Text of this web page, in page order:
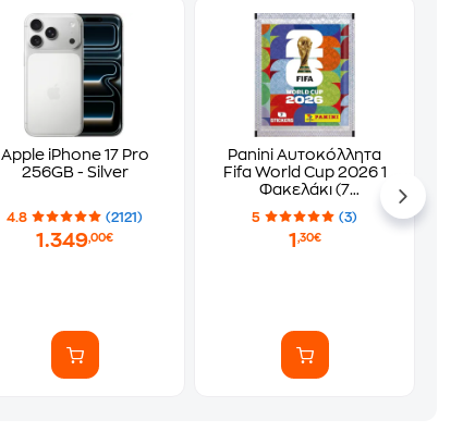
Apple iPhone 17 Pro
256GB - Silver
4.8 (2121)
1.349,00€
Panini Αυτοκόλλητα
Fifa World Cup 2026 1
Φακελάκι (7
Αυτοκόλλητα)
5 (3)
1 ,30€